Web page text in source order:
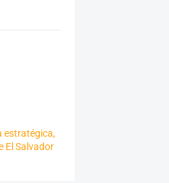
estratégica,
El Salvador